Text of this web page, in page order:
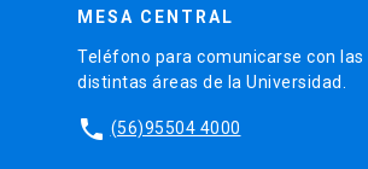
MESA CENTRAL
Teléfono para comunicarse con las
distintas áreas de la Universidad.
phone (56)95504 4000